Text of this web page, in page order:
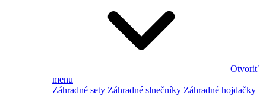
Otvoriť
menu
Záhradné sety Záhradné slnečníky Záhradné hojdačky